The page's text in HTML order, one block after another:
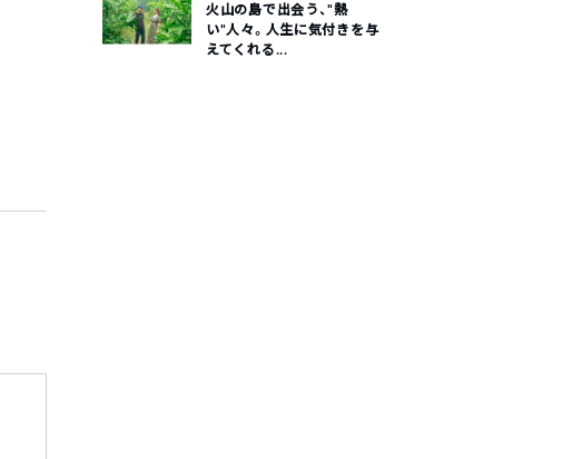
火山の島で出会う、“熱
い“人々。人生に気付きを与
えてくれる...